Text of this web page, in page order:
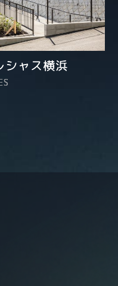
シャス横浜